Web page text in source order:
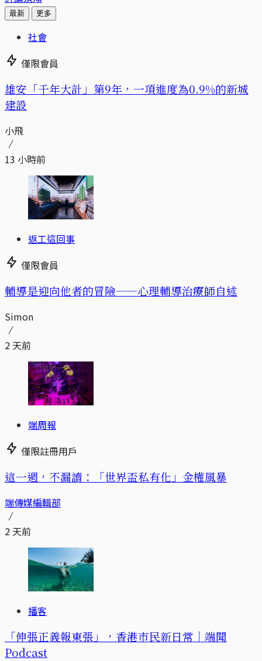
最新 更多
社會
僅限會員
​​雄安「千年大計」第9年，一項進度為0.9%的新城
建設
小飛
13 小時前
返工這回事
僅限會員
輔導是迎向他者的冒險——心理輔導治療師自述
Simon
2 天前
端周報
僅限註冊用戶
這一週，不漏讀：「世界盃私有化」金權風暴
端傳媒編輯部
2 天前
播客
「伸張正義報東張」，香港市民新日常｜端聞
Podcast